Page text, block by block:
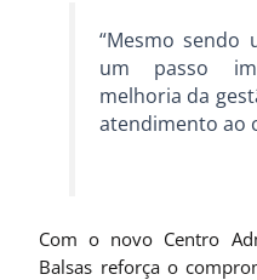
“Mesmo sendo
um passo
melhoria da
atendimento ao
Com o novo Centro
Balsas reforça o